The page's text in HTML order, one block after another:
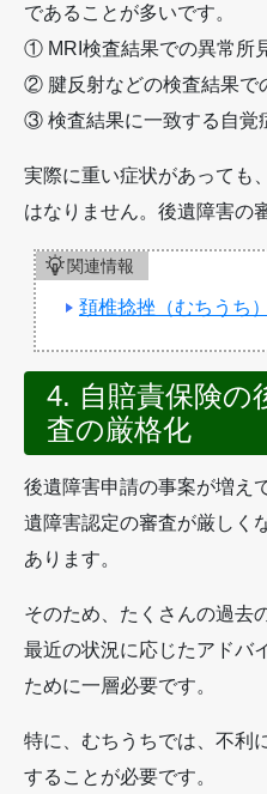
であることが多いです。
① MRI検査結果での異常所
② 腱反射などの検査結果で
③ 検査結果に一致する自覚
実際に重い症状があっても
はなりません。後遺障害の
関連情報
頚椎捻挫（むちうち
4. 自賠責保険の
査の厳格化
後遺障害申請の事案が増え
遺障害認定の審査が厳しく
あります。
そのため、たくさんの過去
最近の状況に応じたアドバ
ために一層必要です。
特に、むちうちでは、不利
することが必要です。